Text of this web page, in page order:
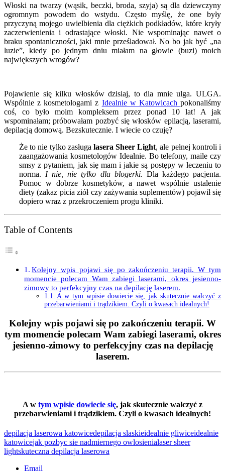
Włoski na twarzy (wąsik, beczki, broda, szyja) są dla dziewczyny
ogromnym powodem do wstydu. Często myślę, że one były
przyczyną mojego uwielbienia dla ciężkich podkładów, które kryły
zaczerwienienia i odrastające włoski. Nie wspominając nawet o
braku spontaniczności, jaki mnie prześladował. No bo jak być „na
luzie”, kiedy po jednym dniu miałam na głowie (buzi) moich
największych wrogów?
Pojawienie się kilku włosków dzisiaj, to dla mnie ulga. ULGA.
Wspólnie z kosmetologami z Idealnie w Katowicachpokonaliśmy
coś, co było moim kompleksem przez ponad 10 lat! A jak
wspominałam; próbowałam pozbyć się włosków epilacją, laserami,
depilacją domową. Bezskutecznie. I wiecie co czuję?
Że to nie tylko zasługa lasera Sheer Light, ale pełnej kontroli i
zaangażowania kosmetologów Idealnie. Bo telefony, maile czy
smsy z pytaniem, jak się mam i jakie są postępy w leczeniu to
norma. I nie, nie tylko dla blogerki. Dla każdego pacjenta.
Pomoc w dobrze kosmetyków, a nawet wspólnie ustalenie
diety (zakaz picia ziół czy zażywania suplementów) pojawił się
dopiero wraz z przekroczeniem progu kliniki.
Table of Contents
Kolejny wpis pojawi się po zakończeniu terapii. W tym
momencie polecam Wam zabiegi laserami, okres jesienno-
zimowy to perfekcyjny czas na depilację laserem.
A w tym wpisie dowiecie się, jak skutecznie walczyć z
przebarwieniami i trądzikiem. Czyli o kwasach idealnych!
Kolejny wpis pojawi się po zakończeniu terapii. W
tym momencie polecam Wam zabiegi laserami, okres
jesienno-zimowy to perfekcyjny czas na depilację
laserem.
A w tym wpisie dowiecie się, jak skutecznie walczyć z
przebarwieniami i trądzikiem. Czyli o kwasach idealnych!
depilacja laserowa katowicedepilacja slaskieidealnie gliwiceidealnie
katowicejak pozbyc sie nadmiernego owlosienialaser sheer
lightskuteczna depilacja laserowa
Email